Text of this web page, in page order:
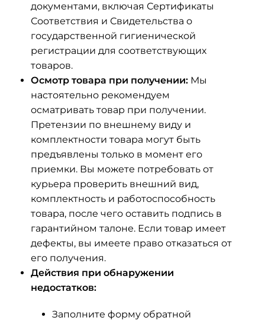
документами, включая Сертификаты
Соответствия и Свидетельства о
государственной гигиенической
регистрации для соответствующих
товаров.
Осмотр товара при получении: Мы
настоятельно рекомендуем
осматривать товар при получении.
Претензии по внешнему виду и
комплектности товара могут быть
предъявлены только в момент его
приемки. Вы можете потребовать от
курьера проверить внешний вид,
комплектность и работоспособность
товара, после чего оставить подпись в
гарантийном талоне. Если товар имеет
дефекты, вы имеете право отказаться от
его получения.
Действия при обнаружении
недостатков:
Заполните форму обратной